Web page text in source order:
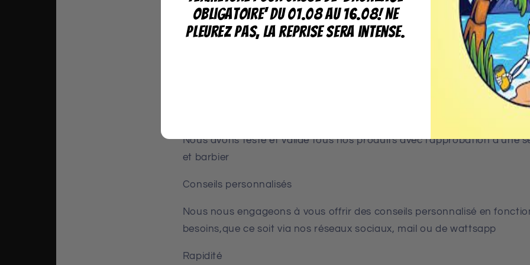
Parce que nous nous efforçons d'être au plus proche de nos clients,
Nous avons testé et valide tous nos produits avec l'approbation d'une
et barbier
Conseils personnalisés
Nous nous engageons à vous offrir des conseils personnalisé en
besoins,que ce soit via nos réseaux sociaux, mail ou de wattsapp
Rapidité
obligatoire' du 01.08 au 16.08! Ne
pleurez pas, la reprise sera intense.